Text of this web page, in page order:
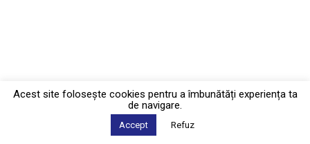
Acest site foloseşte cookies pentru a îmbunătăți experiența ta
de navigare.
Accept Refuz